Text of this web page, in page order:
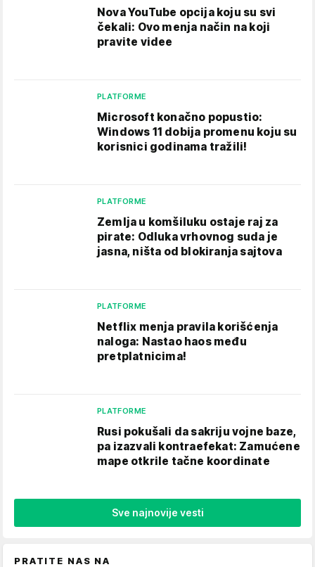
Nova YouTube opcija koju su svi
čekali: Ovo menja način na koji
pravite videe
PLATFORME
Microsoft konačno popustio:
Windows 11 dobija promenu koju su
korisnici godinama tražili!
PLATFORME
Zemlja u komšiluku ostaje raj za
pirate: Odluka vrhovnog suda je
jasna, ništa od blokiranja sajtova
PLATFORME
Netflix menja pravila korišćenja
naloga: Nastao haos među
pretplatnicima!
PLATFORME
Rusi pokušali da sakriju vojne baze,
pa izazvali kontraefekat: Zamućene
mape otkrile tačne koordinate
Sve najnovije vesti
PRATITE NAS NA